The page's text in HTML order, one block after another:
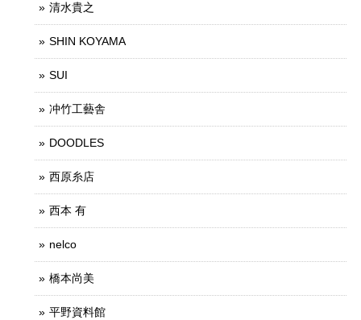
清水貴之
SHIN KOYAMA
SUI
冲竹工藝舎
DOODLES
西原糸店
西本 有
nelco
橋本尚美
平野資料館